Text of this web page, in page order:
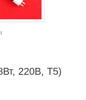
220В, T5)